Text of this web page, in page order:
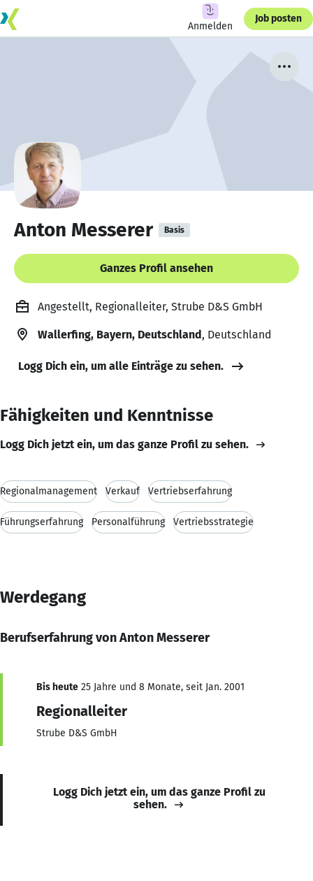
Anmelden
Job posten
Anton Messerer Basis
Ganzes Profil ansehen
Angestellt, Regionalleiter, Strube D&S GmbH
Wallerfing, Bayern, Deutschland, Deutschland
Logg Dich ein, um alle Einträge zu sehen.
Fähigkeiten und Kenntnisse
Logg Dich jetzt ein, um das ganze Profil zu sehen.
Regionalmanagement Verkauf Vertriebserfahrung
Führungserfahrung Personalführung Vertriebsstrategie
Werdegang
Berufserfahrung von Anton Messerer
Bis heute 25 Jahre und 8 Monate, seit Jan. 2001
Regionalleiter
Strube D&S GmbH
Logg Dich jetzt ein, um das ganze Profil zu
sehen.